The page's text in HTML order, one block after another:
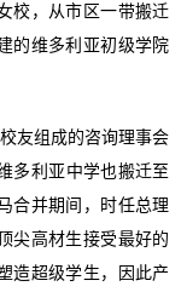
校，从市区一带搬迁
的维多利亚初级学院
友组成的咨询理事会
多利亚中学也搬迁至
合并期间，时任总理
尖高材生接受最好的
造超级学生，因此产